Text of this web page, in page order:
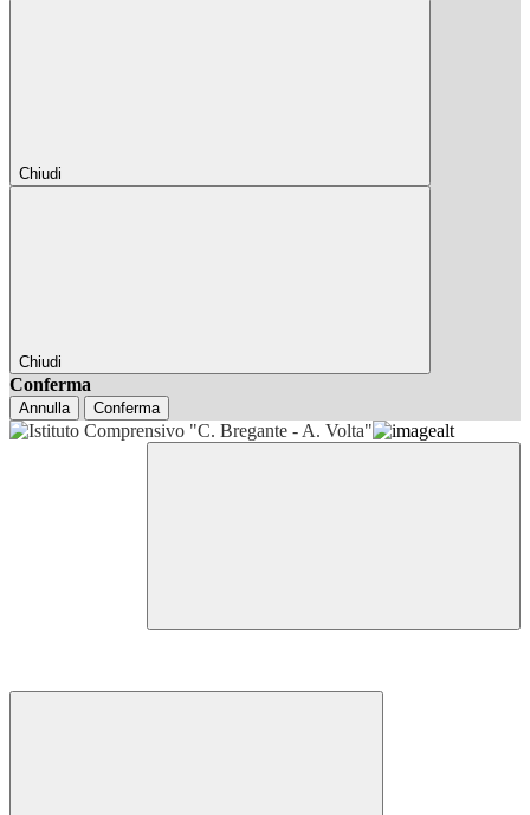
Chiudi
Chiudi
Conferma
Annulla Conferma